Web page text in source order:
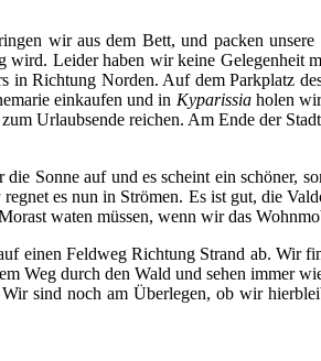
wir aus dem Bett, und packen unsere
Leider haben wir keine Gelegenheit
in Richtung Norden. Auf dem Parkplatz
einkaufen und in Kyparissiaholen wir
Urlaubsende reichen. Am Ende der
Sonne auf und es scheint ein schöner,
regnet es nun in Strömen. Es ist gut, die
waten müssen, wenn wir das
einen Feldweg Richtung Strand ab. Wir
Weg durch den Wald und sehen immer
sind noch am Überlegen, ob wir